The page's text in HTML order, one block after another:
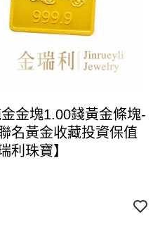
名黃金收藏投資保值
利珠寶】